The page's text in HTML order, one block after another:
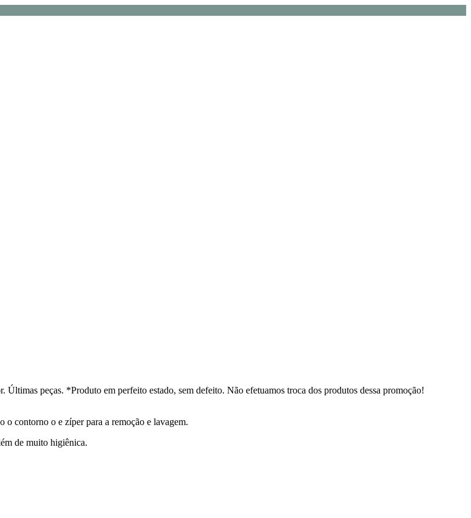
peças. *Produto em perfeito estado, sem defeito. Não efetuamos troca dos produtos dessa promoção!
contorno o e zíper para a remoção e lavagem.
de muito higiênica.